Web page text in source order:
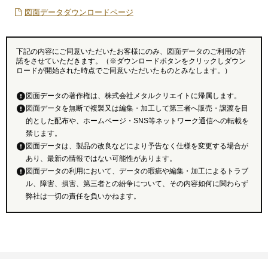
図面データダウンロードページ
下記の内容にご同意いただいたお客様にのみ、図面データのご利用の許
諾をさせていただきます。（※ダウンロードボタンをクリックしダウン
ロードが開始された時点でご同意いただいたものとみなします。）
図面データの著作権は、株式会社メタルクリエイトに帰属します。
図面データを無断で複製又は編集・加工して第三者へ販売・譲渡を目
的とした配布や、ホームページ・SNS等ネットワーク通信への転載を
禁じます。
図面データは、製品の改良などにより予告なく仕様を変更する場合が
あり、最新の情報ではない可能性があります。
図面データの利用において、データの瑕疵や編集・加工によるトラブ
ル、障害、損害、第三者との紛争について、その内容如何に関わらず
弊社は一切の責任を負いかねます。